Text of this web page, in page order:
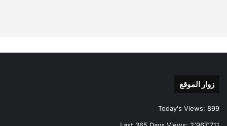
زوار الموقع
Today's Views: 899